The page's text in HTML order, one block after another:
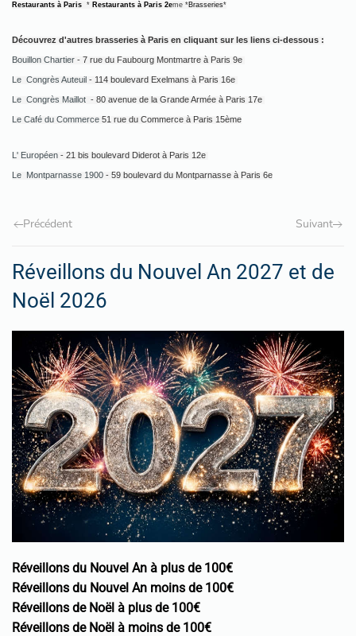
Restaurants à Paris * Restaurants à Paris 2eme *Brasseries*
Découvrez d'autres brasseries à Paris en cliquant sur les liens ci-dessous :
Bouillon Chartier - 7 rue du Faubourg Montmartre à Paris 9e
Le Congrès Auteuil - 114 boulevard Exelmans à Paris 16e
Le Congrès Maillot - 80 avenue de la Grande Armée à Paris 17e
Le Café du Commerce 51 rue du Commerce à Paris 15ème
L' Européen - 21 bis boulevard Diderot à Paris 12e
Le Montparnasse 1900 - 59 boulevard du Montparnasse à Paris 6e
Précédent Suivant
Réveillons du Nouvel An 2027 et de
Noël 2026
Réveillons du Nouvel An à plus de 100€
Réveillons du Nouvel An moins de 100€
Réveillons de Noël à plus de 100€
Réveillons de Noël à moins de 100€